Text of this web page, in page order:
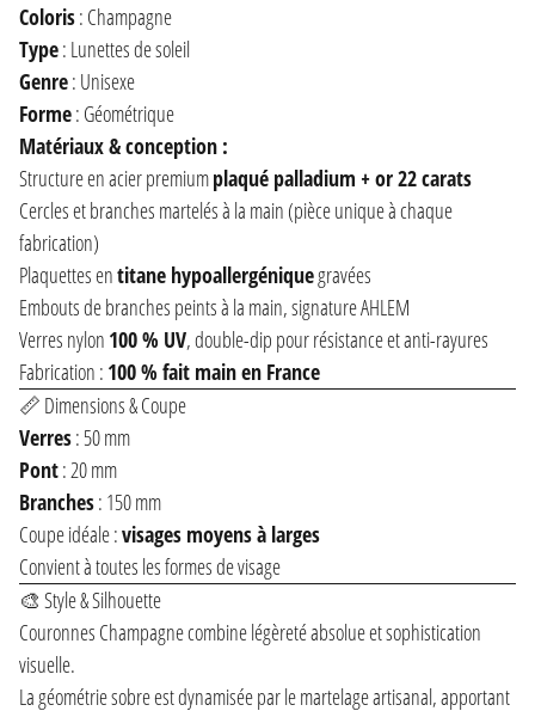
Coloris: Champagne
Type: Lunettes de soleil
Genre: Unisexe
Forme: Géométrique
Matériaux & conception :
Structure en acier premiumplaqué palladium + or 22 carats
Cercles et branches martelés à la main (pièce unique à chaque
fabrication)
Plaquettes entitane hypoallergéniquegravées
Embouts de branches peints à la main, signature AHLEM
Verres nylon 100 % UV, double-dip pour résistance et anti-rayures
Fabrication : 100 % fait main en France
📏 Dimensions & Coupe
Verres: 50 mm
Pont: 20 mm
Branches: 150 mm
Coupe idéale :visages moyens à larges
Convient à toutes les formes de visage
🎨 Style & Silhouette
Couronnes Champagne combine légèreté absolue et sophistication
visuelle.
La géométrie sobre est dynamisée par le martelage artisanal, apportant